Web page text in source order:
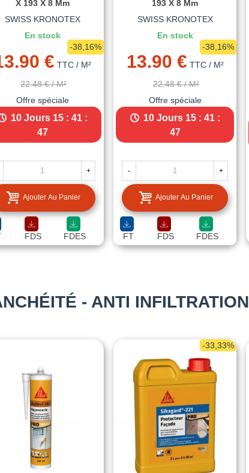
X 193 X 8 Mm
SWISS KRONOTEX
En stock
€ TTC/ M²
22.48 € / M²
-38,16%
Offre spéciale
10 Jours 15 : 41 :
45
+
Ajouter Au Panier
FDS FDES
193 X 8 Mm
SWISS KRONOTEX
En stock
13.90 € TTC/ M²
22.48 € / M²
-38,16%
Offre spéciale
10 Jours 15 : 41 :
45
- +
Ajouter Au Panier
FT FDS FDES
- ANTI INFILTRATION
-33,33%